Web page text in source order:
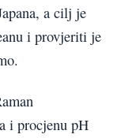
a cilj je
i provjeriti je
i procjenu pH